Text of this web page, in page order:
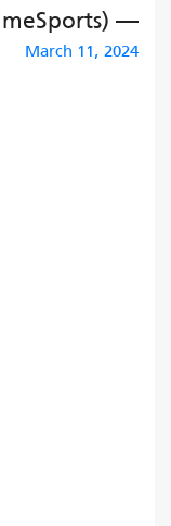
— OnTime Sports (@ONTimeSports)
March 11, 2024